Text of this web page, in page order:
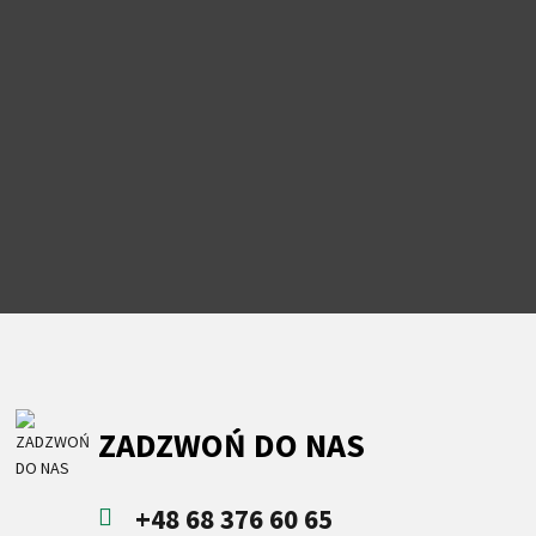
ZADZWOŃ DO NAS
+48 68 376 60 65